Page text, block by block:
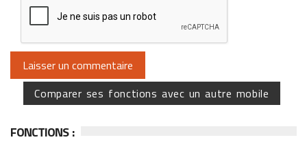
Comparer ses fonctions avec un autre mobile
FONCTIONS :